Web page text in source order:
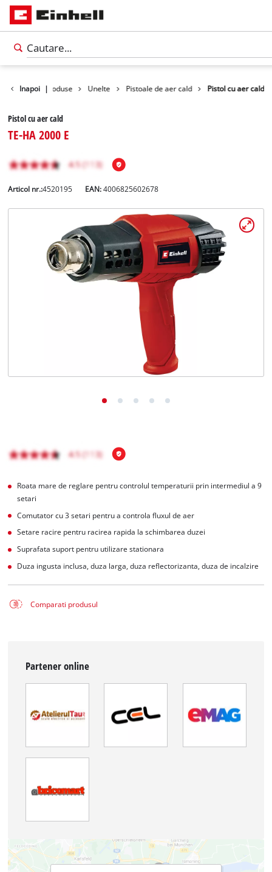
Inapoi |Produse Unelte Pistoale de aer cald Pistol cu aer cald
Pistol cu aer cald
TE-HA 2000 E
Articol nr.:4520195 EAN:4006825602678
Roata mare de reglare pentru controlul temperaturii prin intermediul a 9
setari
Comutator cu 3 setari pentru a controla fluxul de aer
Setare racire pentru racirea rapida la schimbarea duzei
Suprafata suport pentru utilizare stationara
Duza ingusta inclusa, duza larga, duza reflectorizanta, duza de incalzire
Comparati produsul
Partener online